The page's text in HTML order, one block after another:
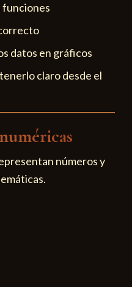
funciones
datos en gráficos
claro desde el
números y